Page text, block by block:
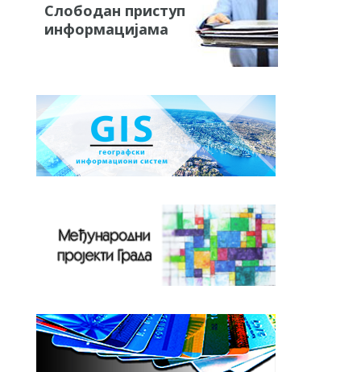
Слободан приступ
информацијама